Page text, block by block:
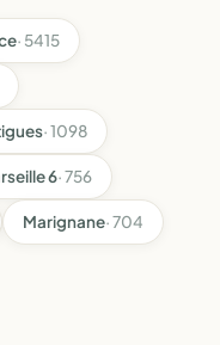
· 5415
· 1098
6· 756
Marignane· 704